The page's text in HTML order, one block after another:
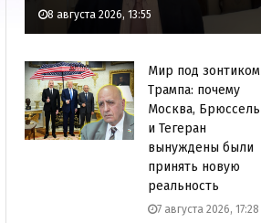
8 августа 2026, 13:55
Мир под зонтиком
Трампа: почему
Москва, Брюссель
и Тегеран
вынуждены были
принять новую
реальность
7 августа 2026, 17:28